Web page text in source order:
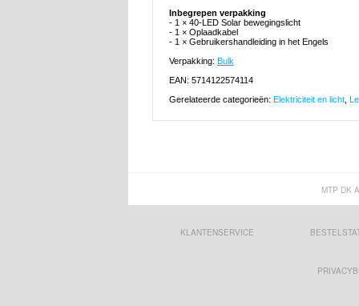
Inbegrepen verpakking
- 1 × 40-LED Solar bewegingslicht
- 1 × Oplaadkabel
- 1 × Gebruikershandleiding in het Engels
Verpakking: Bulk
EAN: 5714122574114
Gerelateerde categorieën: Elektriciteit en licht
MTP DK
KLANTENSERVICE